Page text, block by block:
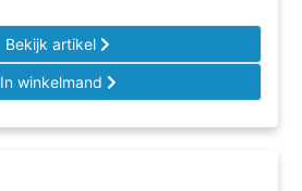
Bekijk artikel
In winkelmand